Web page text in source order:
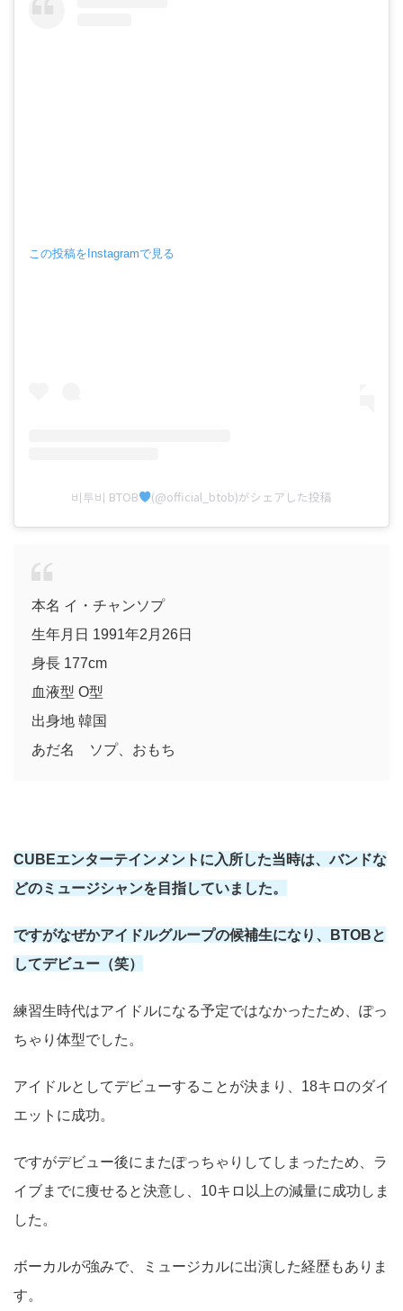
この投稿をInstagramで見る
비투비 BTOB (@official_btob)がシェアした投稿
本名 イ・チャンソプ
生年月日 1991年2月26日
身長 177cm
血液型 O型
出身地 韓国
あだ名 ソプ、おもち
CUBEエンターテインメントに入所した当時は、バンドな
どのミュージシャンを目指していました。
ですがなぜかアイドルグループの候補生になり、BTOBと
してデビュー（笑）
練習生時代はアイドルになる予定ではなかったため、ぽっ
ちゃり体型でした。
アイドルとしてデビューすることが決まり、18キロのダイ
エットに成功。
ですがデビュー後にまたぽっちゃりしてしまったため、ラ
イブまでに痩せると決意し、10キロ以上の減量に成功しま
した。
ボーカルが強みで、ミュージカルに出演した経歴もありま
す。